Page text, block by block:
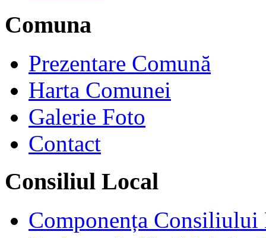
Comuna
Prezentare Comună
Harta Comunei
Galerie Foto
Contact
Consiliul Local
Componența Consiliului